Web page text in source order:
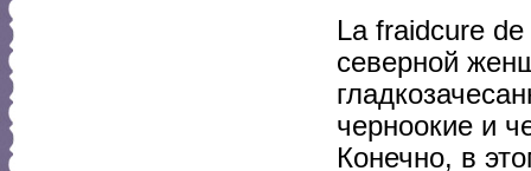
La fraidcure
северной
черноокие и
Конечно, в